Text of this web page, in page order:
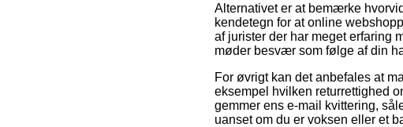
Alternativet er at bemærke
kendetegn for at online
af jurister der har meget erfaring
møder besvær som følge af din
For øvrigt kan det anbefales at
eksempel hvilken returrettighed
gemmer ens e-mail kvittering,
uanset om du er voksen eller et